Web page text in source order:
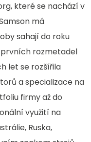
které se nachází v
má
sahají do roku
prvních rozmetadel
let se rozšířila
a specializace na
firmy až do
využití na
Ruska,